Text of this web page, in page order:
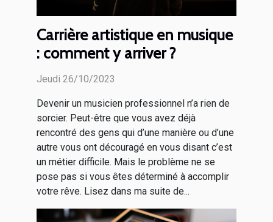
Carrière artistique en musique
: comment y arriver ?
Jeudi 26/10/2023
Devenir un musicien professionnel n’a rien de
sorcier. Peut-être que vous avez déjà
rencontré des gens qui d’une manière ou d’une
autre vous ont découragé en vous disant c’est
un métier difficile. Mais le problème ne se
pose pas si vous êtes déterminé à accomplir
votre rêve. Lisez dans ma suite de...